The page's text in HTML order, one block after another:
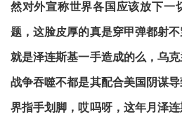
然对外宣称世界各国应该放下一
题，这脸皮厚的真是穿甲弹都射
就是泽连斯基一手造成的么，乌
战争吞噬不都是其配合美国阴谋
界指手划脚，哎吗呀，这年月泽